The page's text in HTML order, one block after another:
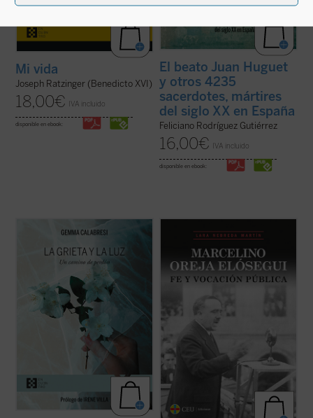
Mi vida
Joseph Ratzinger (Benedicto XVI)
18,00€ IVA incluido
disponible en ebook:
El beato Juan Huguet
y otros 4235
sacerdotes, mártires
del siglo XX en España
Feliciano Rodríguez Gutiérrez
16,00€ IVA incluido
disponible en ebook:
Este libro es el relato de un viaje, el que
Calabresi, ha recorrido desde el día del
asesinato de su marido. Con prólogo de
La grieta y la luz
es un
testimonio intenso, conmovedor y sincero
mi padre, a quien no conocí, ya que fue
asesinado en Mondragón el 5 de octubre de
1934 estando mi madre embarazada de su
primer y único hijo; yo nací el 13 de febrero
Hace años ...(ver ficha)